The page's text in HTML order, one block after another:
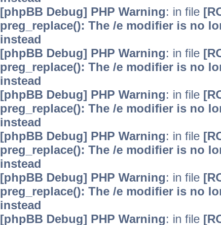
[phpBB Debug] PHP Warning: in file
preg_replace(): The /e modifier is no
instead
[phpBB Debug] PHP Warning: in file
preg_replace(): The /e modifier is no
instead
[phpBB Debug] PHP Warning: in file
preg_replace(): The /e modifier is no
instead
[phpBB Debug] PHP Warning: in file
preg_replace(): The /e modifier is no
instead
[phpBB Debug] PHP Warning: in file
preg_replace(): The /e modifier is no
instead
[phpBB Debug] PHP Warning: in file